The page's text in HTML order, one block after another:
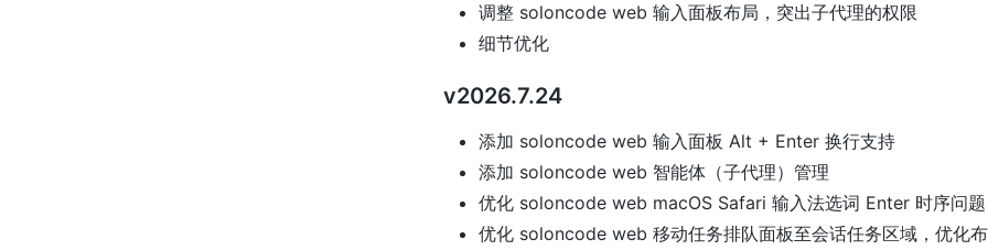
调整 soloncode web 输入面板布局，突出子代理的权限
细节优化
v2026.7.24
添加 soloncode web 输入面板 Alt + Enter 换行支持
添加 soloncode web 智能体（子代理）管理
优化 soloncode web macOS Safari 输入法选词 Enter 时序问题
优化 soloncode web 移动任务排队面板至会话任务区域，优化